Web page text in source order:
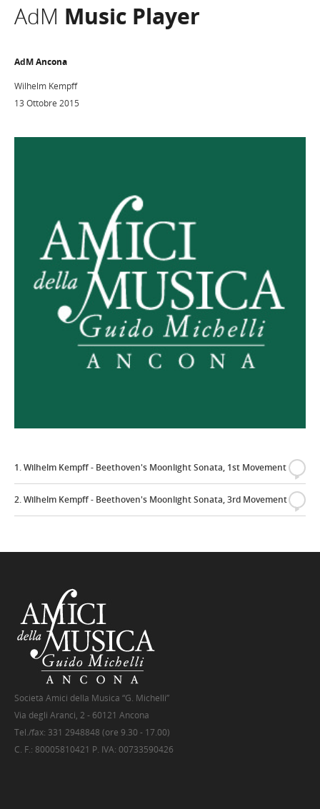
AdM Music Player
AdM Ancona
Wilhelm Kempff
13 Ottobre 2015
1. Wilhelm Kempff - Beethoven's Moonlight Sonata, 1st Movement
{
2. Wilhelm Kempff - Beethoven's Moonlight Sonata, 3rd Movement
{
Società Amici della Musica “G. Michelli”
Via degli Aranci, 2 - 60121 Ancona
Tel./fax: 331 2948848 (ore 9.30 - 17.00)
C. F.: 80005810421 P. IVA: 00733590426